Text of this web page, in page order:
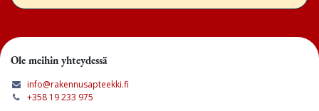
Ole meihin yhteydessä
info@rakennusapteekki.fi
+358 19 233 975